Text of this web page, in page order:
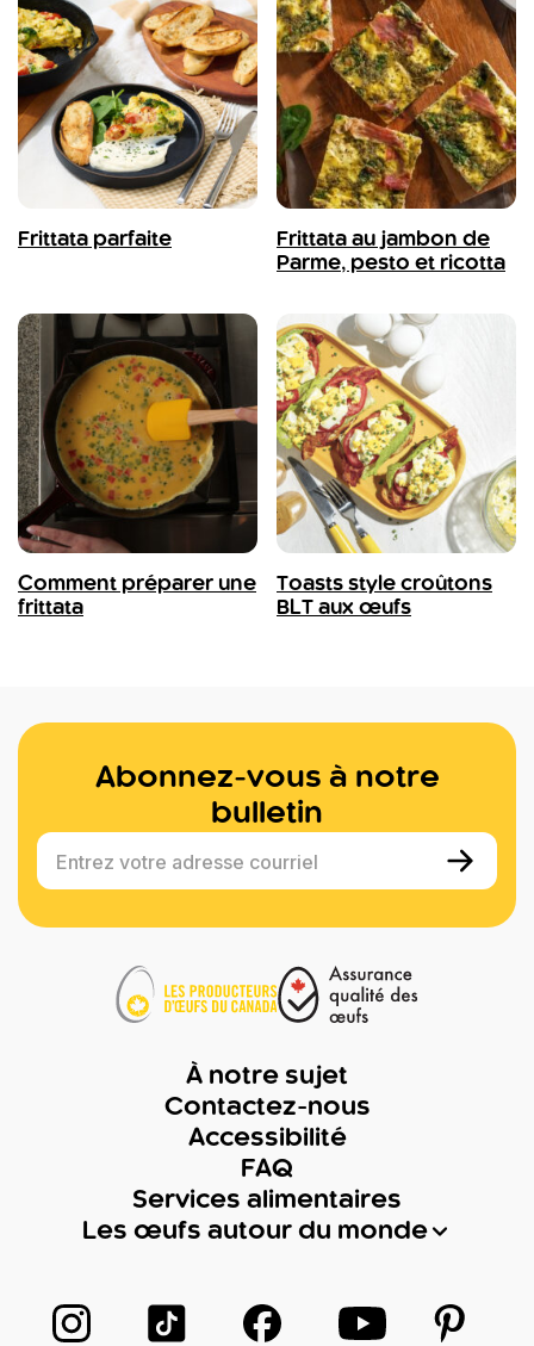
Frittata parfaite
Frittata au jambon de
Parme, pesto et ricotta
Comment préparer une
frittata
Toasts style croûtons
BLT aux œufs
Abonnez-vous à notre
bulletin
Entrez votre adresse courriel
À notre sujet
Contactez-nous
Accessibilité
FAQ
Services alimentaires
Les œufs autour du monde
Suivez-nous sur Instagram
Suivez-nous sur TikTok
Suivez-nous sur Facebook
Suivez-nous sur